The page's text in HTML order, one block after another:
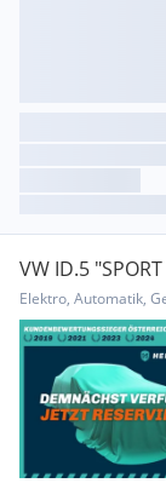
VW ID.5
DCC / AH...
Elektro, Automatik,